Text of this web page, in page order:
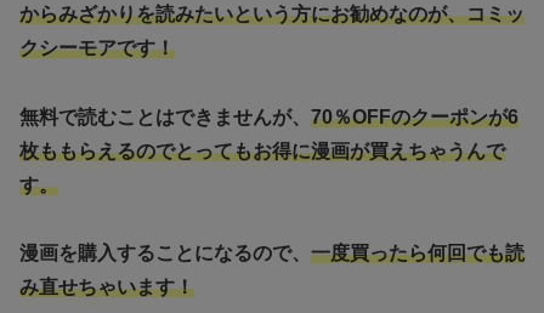
からみざかりを読みたいという方にお勧めなのが、コミッ
クシーモアです！
無料で読むことはできませんが、 70％OFFのクーポンが6
枚ももらえるのでとってもお得に漫画が買えちゃうんで
す。
漫画を購入することになるので、 一度買ったら何回でも読
み直せちゃいます！